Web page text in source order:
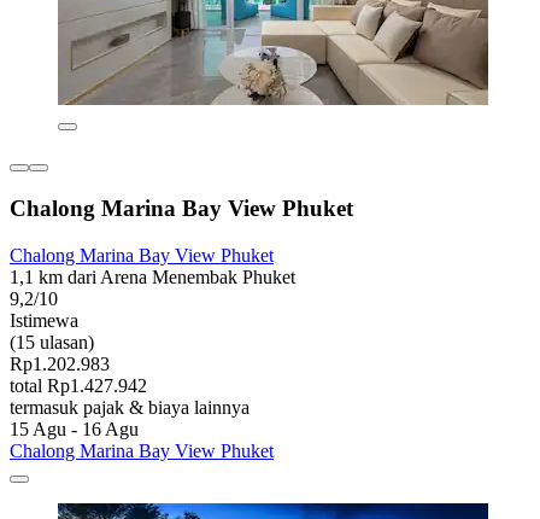
Chalong Marina Bay View Phuket
Chalong Marina Bay View Phuket
1,1 km dari Arena Menembak Phuket
9,2/10
Istimewa
(15 ulasan)
Rp1.202.983
total Rp1.427.942
termasuk pajak & biaya lainnya
15 Agu - 16 Agu
Chalong Marina Bay View Phuket